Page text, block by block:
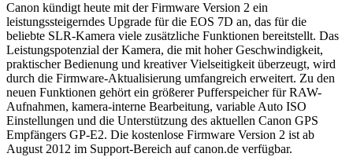
Canon kündigt heute mit der Firmware Version 2 ein
leistungssteigerndes Upgrade für die EOS 7D an, das für die
beliebte SLR-Kamera viele zusätzliche Funktionen bereitstellt. Das
Leistungspotenzial der Kamera, die mit hoher Geschwindigkeit,
praktischer Bedienung und kreativer Vielseitigkeit überzeugt, wird
durch die Firmware-Aktualisierung umfangreich erweitert. Zu den
neuen Funktionen gehört ein größerer Pufferspeicher für RAW-
Aufnahmen, kamera-interne Bearbeitung, variable Auto ISO
Einstellungen und die Unterstützung des aktuellen Canon GPS
Empfängers GP-E2. Die kostenlose Firmware Version 2 ist ab
August 2012 im Support-Bereich auf canon.de verfügbar.